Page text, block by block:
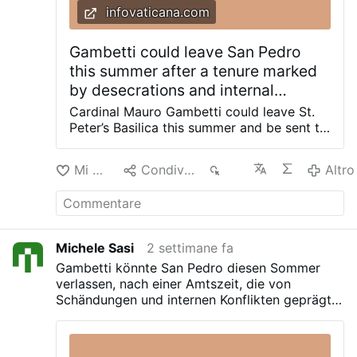
infovaticana.com
Gambetti could leave San Pedro
this summer after a tenure marked
by desecrations and internal
conflicts
Cardinal Mauro Gambetti could leave St.
Peter’s Basilica this summer and be sent to
prominent post than that of archpriest of
the main church of Christendom. The
move, still not officially confirmed, would
be seen in Rome as a step down after a
clashes with the canons, and controversial
administrative decisions. According to an
investigation by AdVaticanum based on
Vatican sources, Gambetti would leave his
post in the coming months to succeed
Archbishop Bruno Forte, who has already
exceeded the usual retirement age.
Mi piace Condividere Altro
Michele Sasi
2 settimane fa
Gambetti könnte San Pedro diesen Sommer
verlassen, nach einer Amtszeit, die von
Schändungen und internen Konflikten geprägt